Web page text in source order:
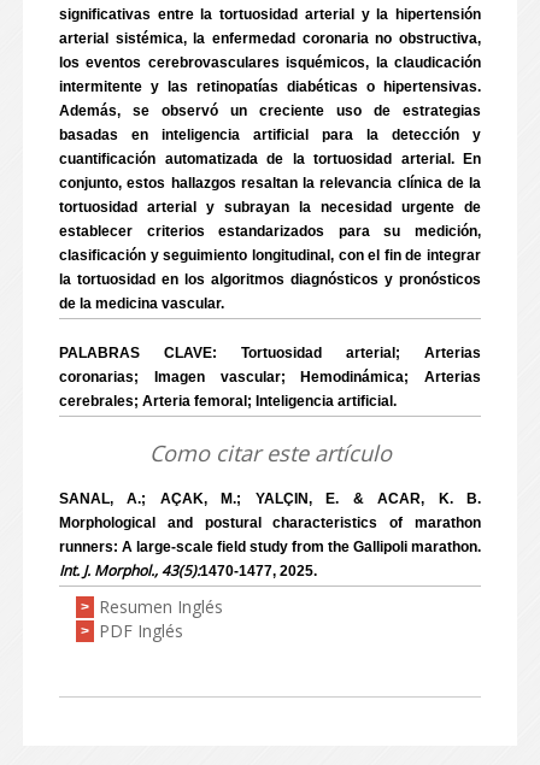
significativas entre la tortuosidad arterial y la hipertensión
arterial sistémica, la enfermedad coronaria no obstructiva,
los eventos cerebrovasculares isquémicos, la claudicación
intermitente y las retinopatías diabéticas o hipertensivas.
Además, se observó un creciente uso de estrategias
basadas en inteligencia artificial para la detección y
cuantificación automatizada de la tortuosidad arterial. En
conjunto, estos hallazgos resaltan la relevancia clínica de la
tortuosidad arterial y subrayan la necesidad urgente de
establecer criterios estandarizados para su medición,
clasificación y seguimiento longitudinal, con el fin de integrar
la tortuosidad en los algoritmos diagnósticos y pronósticos
de la medicina vascular.
PALABRAS CLAVE: Tortuosidad arterial; Arterias
coronarias; Imagen vascular; Hemodinámica; Arterias
cerebrales; Arteria femoral; Inteligencia artificial.
Como citar este artículo
SANAL, A.; AÇAK, M.; YALÇIN, E. & ACAR, K. B.
Morphological and postural characteristics of marathon
runners: A large-scale field study from the Gallipoli marathon.
Int. J. Morphol., 43(5):1470-1477, 2025.
> Resumen Inglés
> PDF Inglés